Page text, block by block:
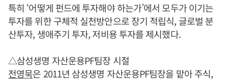
특히 ‘어떻게 펀드에 투자해야 하는가’에서 모두가 이기는
투자를 위한 구체적 실천방안으로 장기 적립식, 글로벌 분
산투자, 생애주기 투자, 저비용 투자를 제시했다.
△삼성생명 자산운용PF팀장 시절
전영묵은 2011년 삼성생명 자산운용PF팀장을 맡아 주식,